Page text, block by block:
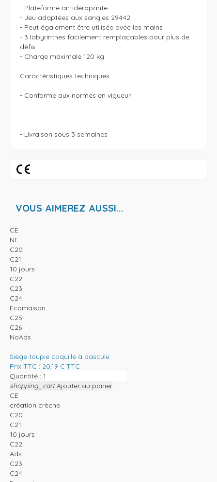
- Plateforme antidérapante
- Jeu adaptées aux sangles 29442
- Peut également être utilisée avec les mains
- 3 labyrinthes facilement remplaçables pour plus de
défis
- Charge maximale 120 kg
Caractéristiques techniques :
- Conforme aux normes en vigueur
VOUS AIMEREZ AUSSI...
CE
NF
C20
C21
10 jours
C22
C23
C24
Ecomaison
C25
C26
NoAds
Siège toupie coquille à bascule
Prix TTC : 20,19 € TTC
Quantité :
shopping_cart Ajouter au panier
CE
création crèche
C20
C21
10 jours
C22
Ads
C23
C24